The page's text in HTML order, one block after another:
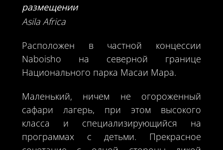
размещении
Asila Africa
Расположен в частной концессии
Naboisho на северной границе
Национального парка Масаи Мара.
Маленький, ничем не огороженный
сафари лагерь, при этом высокого
класса и специализирующийся на
программах с детьми. Прекрасное